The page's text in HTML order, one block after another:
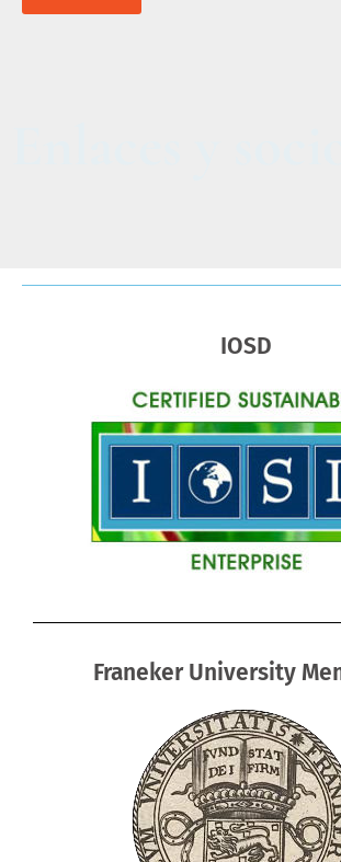
IOSD
Franeker University